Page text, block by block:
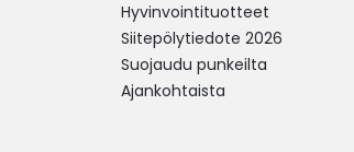
Hyvinvointituotteet
Siitepölytiedote 2026
Suojaudu punkeilta
Ajankohtaista